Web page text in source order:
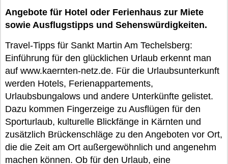
Angebote für Hotel oder Ferienhaus zur Miete
sowie Ausflugstipps und Sehenswürdigkeiten.
Travel-Tipps für Sankt Martin Am Techelsberg:
Einführung für den glücklichen Urlaub erkennt man
auf www.kaernten-netz.de. Für die Urlaubsunterkunft
werden Hotels, Ferienappartements,
Urlaubsbungalows und andere Unterkünfte gelistet.
Dazu kommen Fingerzeige zu Ausflügen für den
Sporturlaub, kulturelle Blickfänge in Kärnten und
zusätzlich Brückenschläge zu den Angeboten vor Ort,
die die Zeit am Ort außergewöhnlich und angenehm
machen können. Ob für den Urlaub, eine